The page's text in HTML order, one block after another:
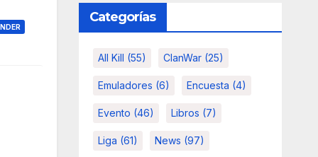
Categorías
All Kill (55) ClanWar(25)
Emuladores (6) Encuesta (4)
Evento (46) Libros (7)
Liga (61) News (97)